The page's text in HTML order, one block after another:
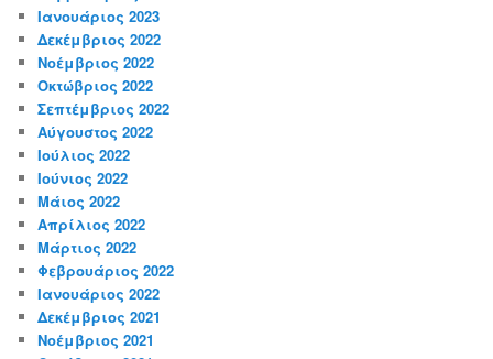
Ιανουάριος 2023
Δεκέμβριος 2022
Νοέμβριος 2022
Οκτώβριος 2022
Σεπτέμβριος 2022
Αύγουστος 2022
Ιούλιος 2022
Ιούνιος 2022
Μάιος 2022
Απρίλιος 2022
Μάρτιος 2022
Φεβρουάριος 2022
Ιανουάριος 2022
Δεκέμβριος 2021
Νοέμβριος 2021